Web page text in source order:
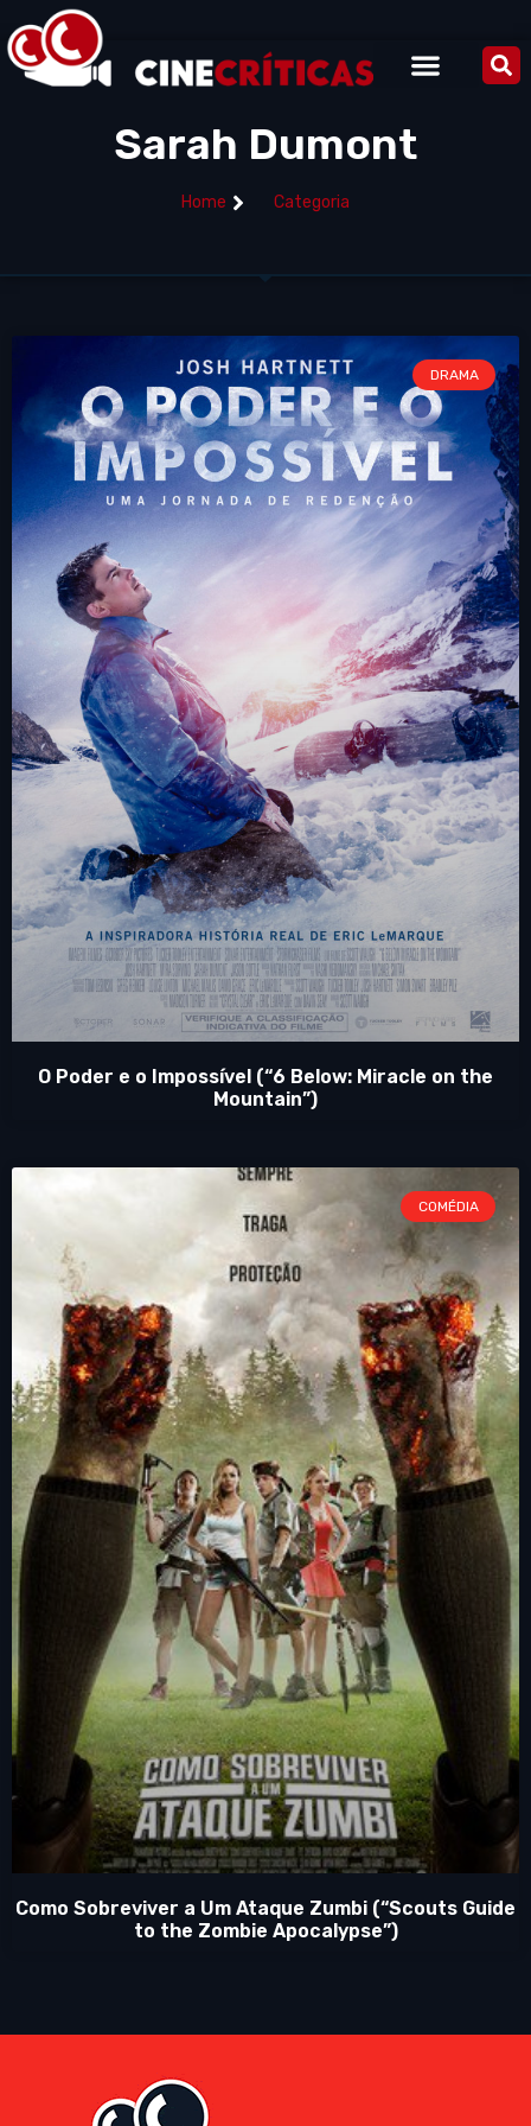
Sarah Dumont
Home Categoria
DRAMA
O Poder e o Impossível (“6 Below: Miracle on the
Mountain”)
COMÉDIA
Como Sobreviver a Um Ataque Zumbi (“Scouts Guide
to the Zombie Apocalypse”)